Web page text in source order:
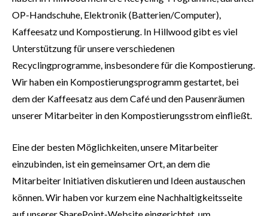
OP-Handschuhe, Elektronik (Batterien/Computer),
Kaffeesatz und Kompostierung. In Hillwood gibt es viel
Unterstützung für unsere verschiedenen
Recyclingprogramme, insbesondere für die Kompostierung.
Wir haben ein Kompostierungsprogramm gestartet, bei
dem der Kaffeesatz aus dem Café und den Pausenräumen
unserer Mitarbeiter in den Kompostierungsstrom einfließt.
Eine der besten Möglichkeiten, unsere Mitarbeiter
einzubinden, ist ein gemeinsamer Ort, an dem die
Mitarbeiter Initiativen diskutieren und Ideen austauschen
können. Wir haben vor kurzem eine Nachhaltigkeitsseite